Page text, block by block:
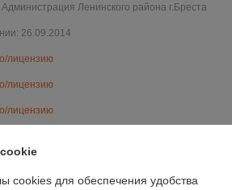
Ленинского района г.Бреста
26.09.2014
лицензию
лицензию
лицензию
лицензию
лицензию
cookies для обеспечения удобства